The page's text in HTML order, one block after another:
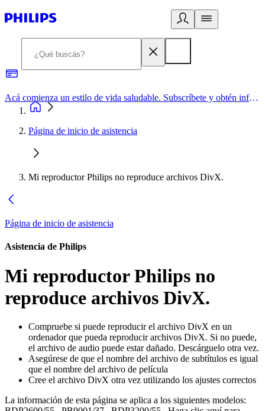
Acá comienza un estilo de vida saludable. Subscríbete y obtén información de primera mano
Página de inicio de asistencia
Mi reproductor Philips no reproduce archivos DivX.
Página de inicio de asistencia
Asistencia de Philips
Mi reproductor Philips no
reproduce archivos DivX.
Compruebe si puede reproducir el archivo DivX en un
ordenador que pueda reproducir archivos DivX. Si no puede,
el archivo de audio puede estar dañado. Descárguelo otra vez.
Asegúrese de que el nombre del archivo de subtítulos es igual
que el nombre del archivo de película
Cree el archivo DivX otra vez utilizando los ajustes correctos
La información de esta página se aplica a los siguientes modelos: